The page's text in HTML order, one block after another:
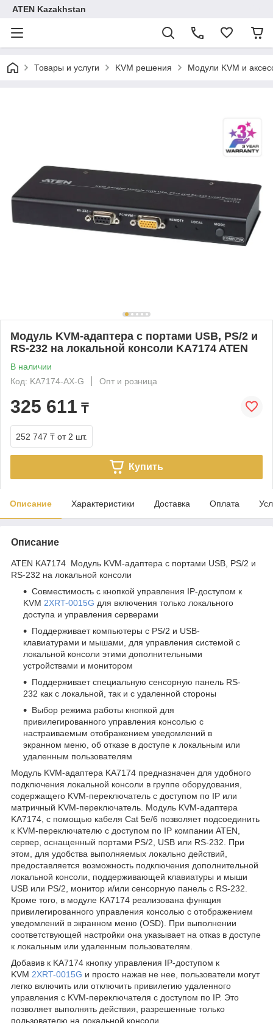
ATEN Kazakhstan
Товары и услуги KVM решения Модули KVM и
Модуль KVM-адаптера с портами USB, PS/2 и
RS-232 на локальной консоли KA7174 ATEN
В наличии
Код: KA7174-AX-G
Опт и розница
325 611 ₸
252 747 ₸ от 2 шт.
Купить
Описание Характеристики Доставка Оплата
Описание
ATEN KA7174 Модуль KVM-адаптера с портами USB, PS/2 и
RS-232 на локальной консоли
Совместимость с кнопкой управления IP-доступом к
KVM 2XRT-0015G для включения только локального
доступа и управления серверами
Поддерживает компьютеры с PS/2 и USB-
клавиатурами и мышами, для управления системой с
локальной консоли этими дополнительными
устройствами и монитором
Поддерживает специальную сенсорную панель RS-
232 как с локальной, так и с удаленной стороны
Выбор режима работы кнопкой для
привилегированного управления консолью с
настраиваемым отображением уведомлений в
экранном меню, об отказе в доступе к локальным или
удаленным пользователям
Модуль KVM-адаптера KA7174 предназначен для удобного
подключения локальной консоли в группе оборудования,
содержащего KVM-переключатель с доступом по IP или
матричный KVM-переключатель. Модуль KVM-адаптера
KA7174, с помощью кабеля Cat 5e/6 позволяет подсоединить
к KVM-переключателю с доступом по IP компании ATEN,
сервер, оснащенный портами PS/2, USB или RS-232. При
этом, для удобства выполняемых локально действий,
предоставляется возможность подключения дополнительной
локальной консоли, поддерживающей клавиатуры и мыши
USB или PS/2, монитор и/или сенсорную панель с RS-232.
Кроме того, в модуле KA7174 реализована функция
привилегированного управления консолью с отображением
уведомлений в экранном меню (OSD). При выполнении
соответствующей настройки она указывает на отказ в доступе
к локальным или удаленным пользователям.
Добавив к KA7174 кнопку управления IP-доступом к
KVM 2XRT-0015G и просто нажав не нее, пользователи могут
легко включить или отключить привилегию удаленного
управления с KVM-переключателя с доступом по IP. Это
позволяет выполнять действия, разрешенные только
пользователю на локальной консоли.